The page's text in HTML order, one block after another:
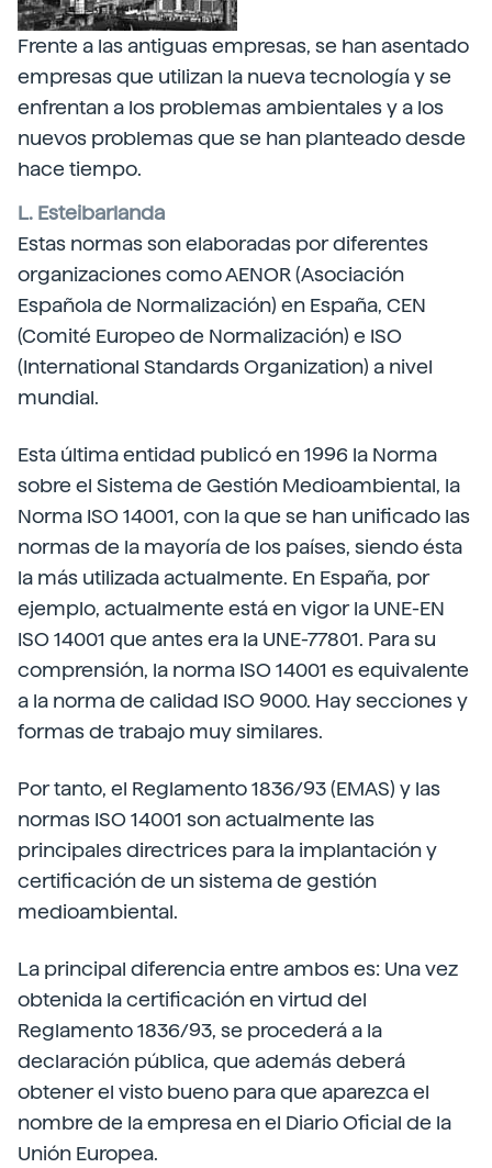
Frente a las antiguas empresas, se han asentado
empresas que utilizan la nueva tecnología y se
enfrentan a los problemas ambientales y a los
nuevos problemas que se han planteado desde
hace tiempo.
L. Esteibarlanda
Estas normas son elaboradas por diferentes
organizaciones como AENOR (Asociación
Española de Normalización) en España, CEN
(Comité Europeo de Normalización) e ISO
(International Standards Organization) a nivel
mundial.
Esta última entidad publicó en 1996 la Norma
sobre el Sistema de Gestión Medioambiental, la
Norma ISO 14001, con la que se han unificado las
normas de la mayoría de los países, siendo ésta
la más utilizada actualmente. En España, por
ejemplo, actualmente está en vigor la UNE-EN
ISO 14001 que antes era la UNE-77801. Para su
comprensión, la norma ISO 14001 es equivalente
a la norma de calidad ISO 9000. Hay secciones y
formas de trabajo muy similares.
Por tanto, el Reglamento 1836/93 (EMAS) y las
normas ISO 14001 son actualmente las
principales directrices para la implantación y
certificación de un sistema de gestión
medioambiental.
La principal diferencia entre ambos es: Una vez
obtenida la certificación en virtud del
Reglamento 1836/93, se procederá a la
declaración pública, que además deberá
obtener el visto bueno para que aparezca el
nombre de la empresa en el Diario Oficial de la
Unión Europea.